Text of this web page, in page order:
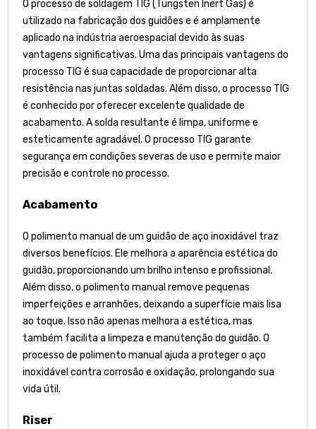
O processo de soldagem TIG (Tungsten Inert Gas) é
utilizado na fabricação dos guidões e é amplamente
aplicado na indústria aeroespacial devido às suas
vantagens significativas. Uma das principais vantagens do
processo TIG é sua capacidade de proporcionar alta
resistência nas juntas soldadas. Além disso, o processo TIG
é conhecido por oferecer excelente qualidade de
acabamento. A solda resultante é limpa, uniforme e
esteticamente agradável. O processo TIG garante
segurança em condições severas de uso e permite maior
precisão e controle no processo.
Acabamento
O polimento manual de um guidão de aço inoxidável traz
diversos benefícios. Ele melhora a aparência estética do
guidão, proporcionando um brilho intenso e profissional.
Além disso, o polimento manual remove pequenas
imperfeições e arranhões, deixando a superfície mais lisa
ao toque. Isso não apenas melhora a estética, mas
também facilita a limpeza e manutenção do guidão. O
processo de polimento manual ajuda a proteger o aço
inoxidável contra corrosão e oxidação, prolongando sua
vida útil.
Riser